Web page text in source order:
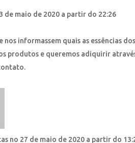
de maio de 2020 a partir do 22:26
nos informassem quais as essências
produtos e queremos adiquirir
no 27 de maio de 2020 a partir do